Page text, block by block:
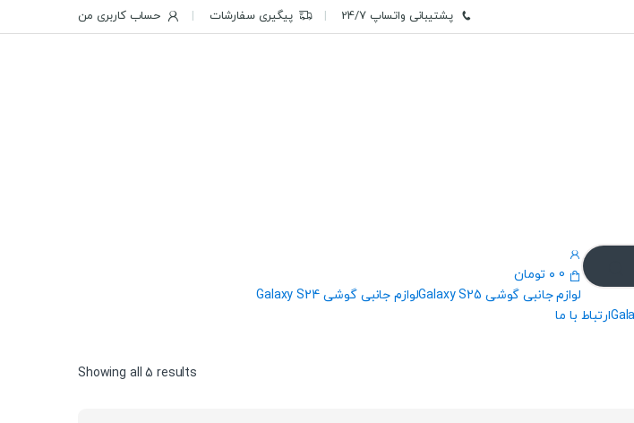
پشتیبانی واتساپ 24/7 پیگیری سفارشات حساب کاربری من
0 ۰ تومان
لوازم جانبی گوشی Galaxy S25
لوازم جانبی گوشی Galaxy S24
ارتباط با ما
Showing all 5 results
Sorted